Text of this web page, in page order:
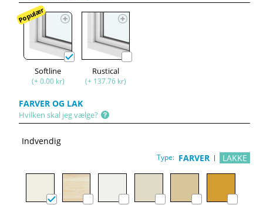
Populær
Softline
(+ 0.00 kr)
Rustical
(+ 137.76 kr)
FARVER OG LAK
Hvilken skal jeg vælge?
Indvendig
Type: FARVER LAKKE